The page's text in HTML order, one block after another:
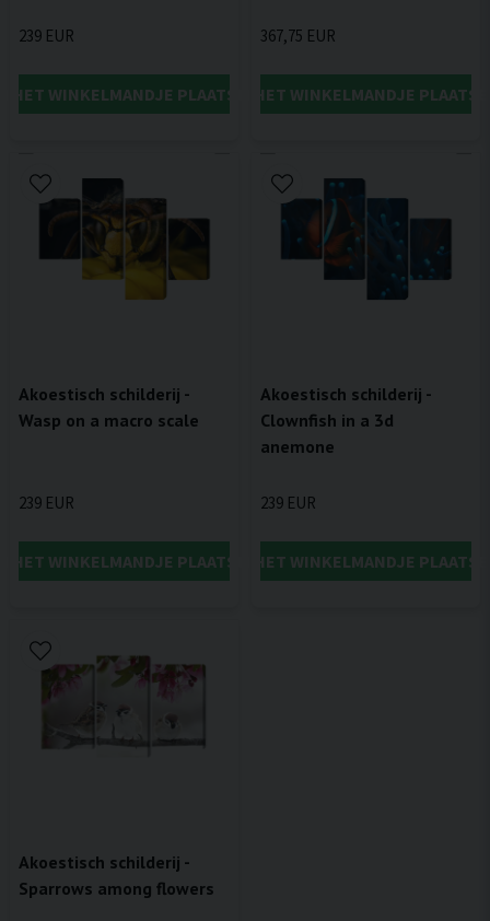
239 EUR
HET WINKELMANDJE PLAATSEN
367,75 EUR
IN HET WINKELMANDJE
Akoestisch schilderij -
Wasp on a macro scale
239 EUR
HET WINKELMANDJE PLAATSEN
Akoestisch schilderij -
Clownfish in a 3d
anemone
239 EUR
IN HET WINKELMANDJE
Akoestisch schilderij -
Sparrows among flowers